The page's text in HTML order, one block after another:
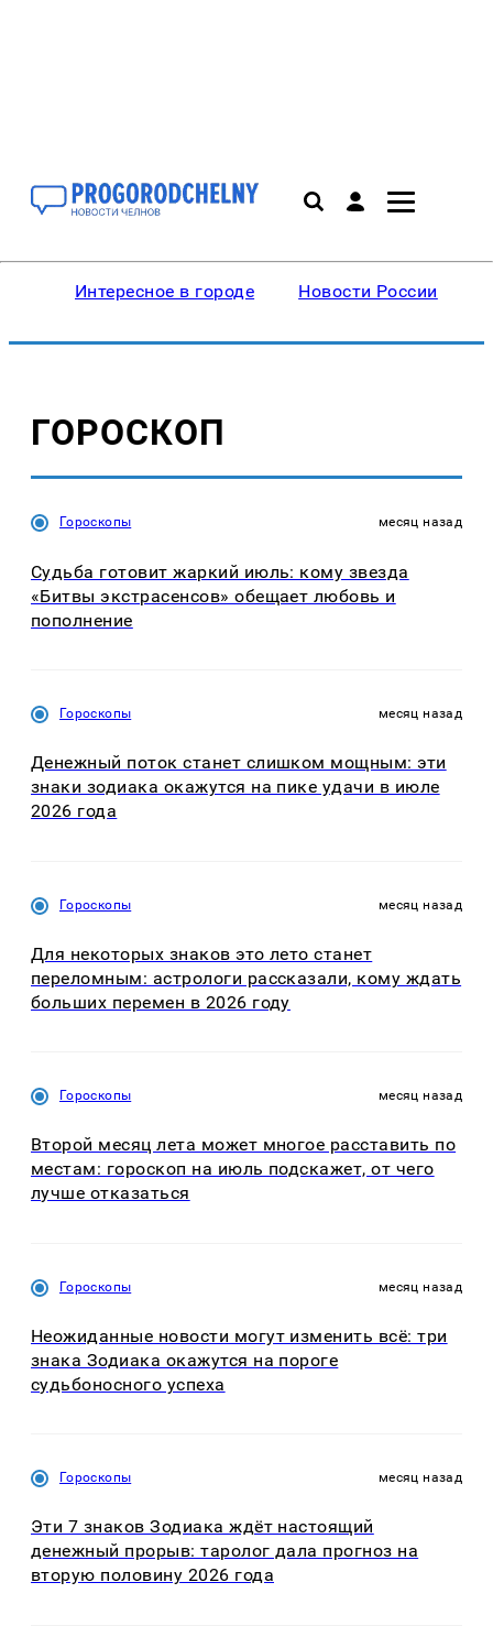
Интересное в городе Новости России
ГОРОСКОП
Гороскопы месяц назад
Судьба готовит жаркий июль: кому звезда
«Битвы экстрасенсов» обещает любовь и
пополнение
Гороскопы месяц назад
Денежный поток станет слишком мощным: эти
знаки зодиака окажутся на пике удачи в июле
2026 года
Гороскопы месяц назад
Для некоторых знаков это лето станет
переломным: астрологи рассказали, кому ждать
больших перемен в 2026 году
Гороскопы месяц назад
Второй месяц лета может многое расставить по
местам: гороскоп на июль подскажет, от чего
лучше отказаться
Гороскопы месяц назад
Неожиданные новости могут изменить всё: три
знака Зодиака окажутся на пороге
судьбоносного успеха
Гороскопы месяц назад
Эти 7 знаков Зодиака ждёт настоящий
денежный прорыв: таролог дала прогноз на
вторую половину 2026 года